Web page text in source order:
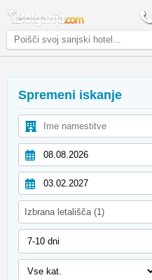
Spremeni iskanje
Izbrana letališča (1)